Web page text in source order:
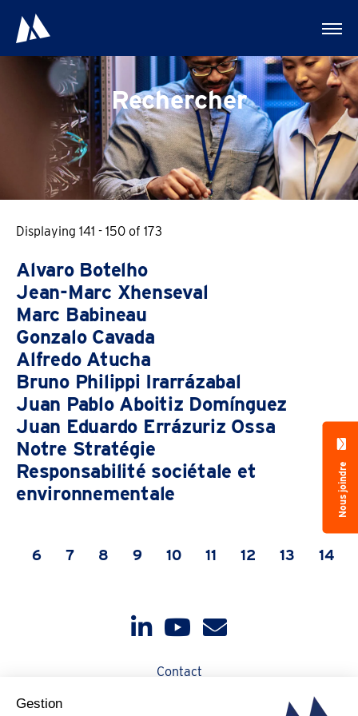
Rechercher
Displaying 141 - 150 of 173
Alvaro Botelho
Jean-Marc Xhenseval
Marc Babineau
Gonzalo Cavada
Alfredo Atucha
Bruno Philippi Irarrázabal
Juan Pablo Aboitiz Domínguez
Juan Eduardo Errázuriz Ossa
Notre Stratégie
Responsabilité sociétale et
environnementale
6 7 8 9 10 11 12 13 14
Nous joindre
Contact